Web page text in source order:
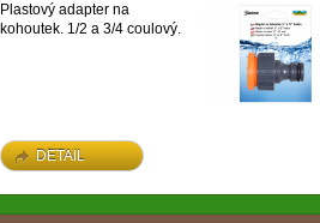
Plastový adapter na
kohoutek. 1/2 a 3/4 coulový.
DETAIL